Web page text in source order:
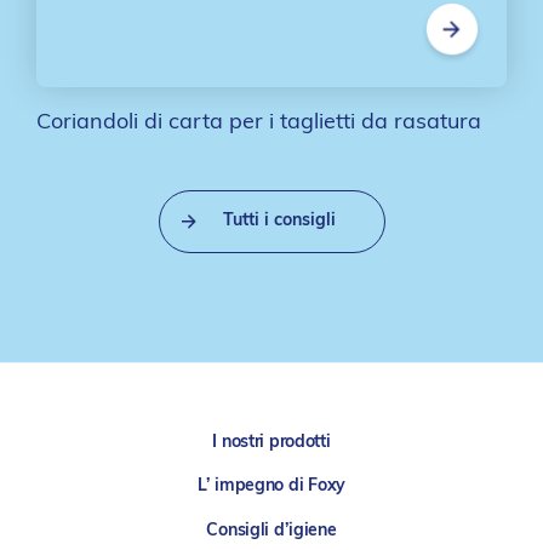
Coriandoli di carta per i taglietti da rasatura
Tutti i consigli
I nostri prodotti
L’ impegno di Foxy
Consigli d’igiene